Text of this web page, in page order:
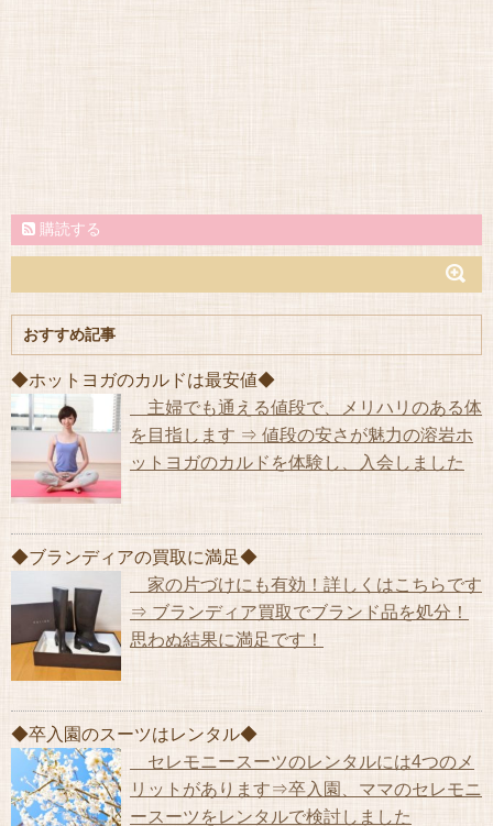
購読する
おすすめ記事
◆ホットヨガのカルドは最安値◆
主婦でも通える値段で、メリハリのある体
を目指します ⇒ 値段の安さが魅力の溶岩ホ
ットヨガのカルドを体験し、入会しました
◆ブランディアの買取に満足◆
家の片づけにも有効！詳しくはこちらです
⇒ ブランディア買取でブランド品を処分！
思わぬ結果に満足です！
◆卒入園のスーツはレンタル◆
セレモニースーツのレンタルには4つのメ
リットがあります⇒卒入園、ママのセレモニ
ースーツをレンタルで検討しました